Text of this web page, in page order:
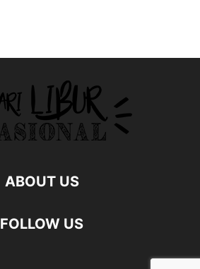
ABOUT US
FOLLOW US